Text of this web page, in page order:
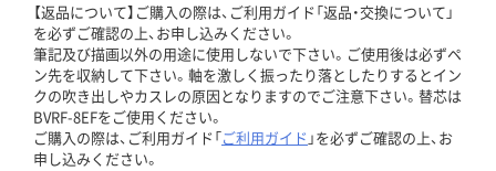
【返品について】ご購入の際は、ご利用ガイド「返品・交換について」
を必ずご確認の上、お申し込みください。
筆記及び描画以外の用途に使用しないで下さい。ご使用後は必ずペ
ン先を収納して下さい。軸を激しく振ったり落としたりするとイン
クの吹き出しやカスレの原因となりますのでご注意下さい。替芯は
BVRF-8EFをご使用ください。
ご購入の際は、ご利用ガイド「ご利用ガイド 」を必ずご確認の上、お
申し込みください。